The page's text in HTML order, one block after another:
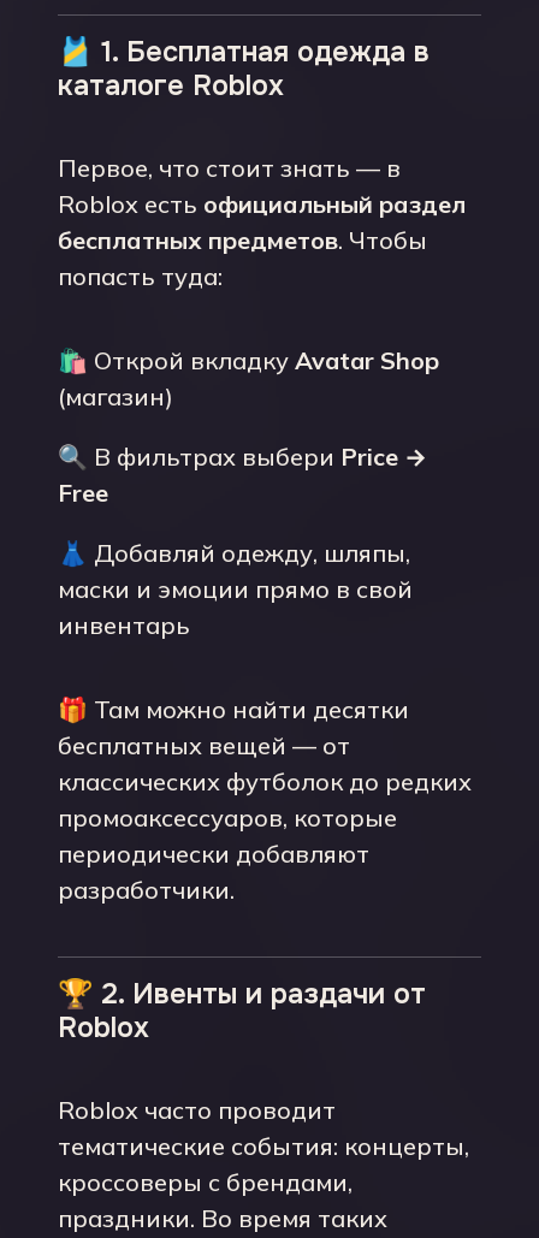
🎽 1. Бесплатная одежда в
каталоге Roblox
Первое, что стоит знать — в
Roblox есть официальный раздел
бесплатных предметов. Чтобы
попасть туда:
🛍 Открой вкладку Avatar Shop
(магазин)
🔍 В фильтрах выбери Price →
Free
👗 Добавляй одежду, шляпы,
маски и эмоции прямо в свой
инвентарь
🎁 Там можно найти десятки
бесплатных вещей — от
классических футболок до редких
промоаксессуаров, которые
периодически добавляют
разработчики.
🏆 2. Ивенты и раздачи от
Roblox
Roblox часто проводит
тематические события: концерты,
кроссоверы с брендами,
праздники. Во время таких